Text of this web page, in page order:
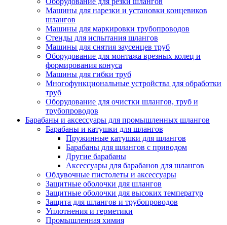
Машины для нарезки и установки концевиков
шлангов
Машины для маркировки трубопроводов
Стенды для испытания шлангов
Машины для снятия заусенцев труб
Оборудование для монтажа врезных колец и
формирования конуса
Машины для гибки труб
Многофункциональные устройства для обработки
труб
Оборудование для очистки шлангов, труб и
трубопроводов
Барабаны и аксессуары для промышленных шлангов
Барабаны и катушки для шлангов
Пружинные катушки для шлангов
Барабаны для шлангов с приводом
Другие барабаны
Аксессуары для барабанов для шлангов
Обдувочные пистолеты и аксессуары
Защитные оболочки для шлангов
Защитные оболочки для высоких температур
Защита для шлангов и трубопроводов
Уплотнения и герметики
Промышленная химия